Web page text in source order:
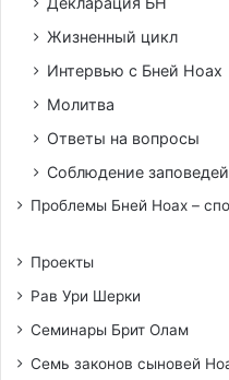
Жизненный цикл
Интервью с Бней Ноах
Молитва
Ответы на вопросы
Соблюдение заповедей
Проблемы Бней Ноах –
Проекты
Рав Ури Шерки
Семинары Брит Олам
Семь законов сыновей